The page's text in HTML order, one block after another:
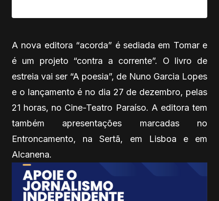
A nova editora “acorda” é sediada em Tomar e
é um projeto “contra a corrente”. O livro de
estreia vai ser “A poesia”, de Nuno Garcia Lopes
e o lançamento é no dia 27 de dezembro, pelas
21 horas, no Cine-Teatro Paraíso. A editora tem
também apresentações marcadas no
Entroncamento, na Sertã, em Lisboa e em
Alcanena.